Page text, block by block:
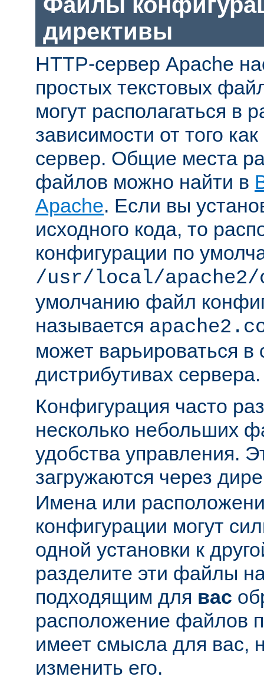
директивы
HTTP-сервер Apache
простых текстовых
могут располагаться в
зависимости от того
сервер. Общие места
файлов можно найти в
Apache. Если вы
исходного кода, то
конфигурации по
/usr/local/apache2/
умолчанию файл
называется
может варьироваться в
дистрибутивах сервера.
Конфигурация часто
несколько небольших
удобства управления.
загружаются через
Имена или
конфигурации могут
одной установки к
разделите эти файлы
подходящим для вас
расположение файлов
имеет смысла для вас,
изменить его.